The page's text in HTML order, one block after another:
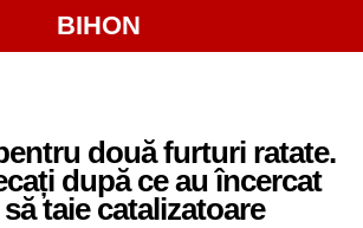
BIHON
două furturi ratate.
după ce au încercat
taie catalizatoare